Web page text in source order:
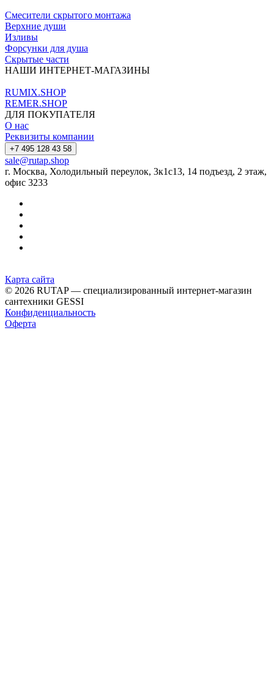
Смесители скрытого монтажа
Верхние души
Изливы
Форсунки для душа
Скрытые части
НАШИ ИНТЕРНЕТ-МАГАЗИНЫ
RUMIX.SHOP
REMER.SHOP
ДЛЯ ПОКУПАТЕЛЯ
О нас
Реквизиты компании
+7 495 128 43 58
sale@rutap.shop
г. Москва, Холодильный переулок, 3к1с13, 14 подъезд, 2 этаж,
офис 3233
Карта сайта
© 2026 RUTAP — специализированный интернет-магазин
сантехники GESSI
Конфиденциальность
Оферта